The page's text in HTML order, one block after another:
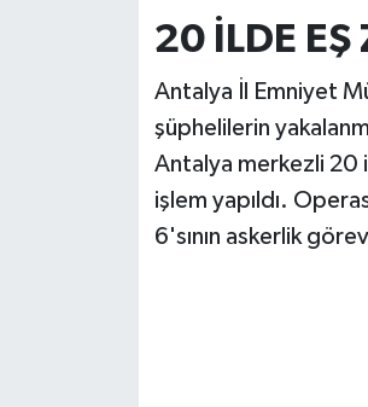
20 İLDE EŞ
Antalya İl Emniyet
şüphelilerin
Antalya merkezli 20
işlem yapıldı.
6'sının askerlik